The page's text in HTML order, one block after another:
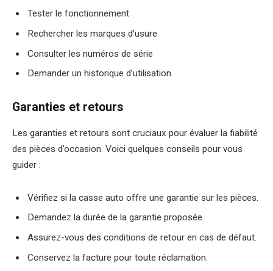
Tester le fonctionnement
Rechercher les marques d’usure
Consulter les numéros de série
Demander un historique d’utilisation
Garanties et retours
Les garanties et retours sont cruciaux pour évaluer la fiabilité
des pièces d’occasion. Voici quelques conseils pour vous
guider :
Vérifiez si la casse auto offre une garantie sur les pièces.
Demandez la durée de la garantie proposée.
Assurez-vous des conditions de retour en cas de défaut.
Conservez la facture pour toute réclamation.